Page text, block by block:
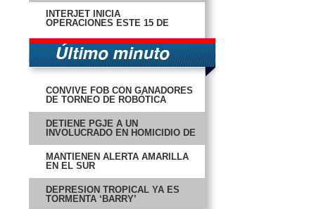
INTERJET INICIA
OPERACIONES ESTE 15 DE
CONVIVE FOB CON GANADORES
DE TORNEO DE ROBÓTICA
DETIENE PGJE A UN
INVOLUCRADO EN HOMICIDIO DE
MANTIENEN ALERTA AMARILLA
EN EL SUR
DEPRESIÓN TROPICAL YA ES
TORMENTA ‘BARRY’